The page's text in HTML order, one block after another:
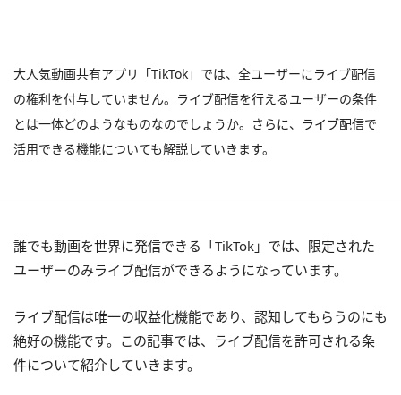
大人気動画共有アプリ「TikTok」では、全ユーザーにライブ配信
の権利を付与していません。ライブ配信を行えるユーザーの条件
とは一体どのようなものなのでしょうか。さらに、ライブ配信で
活用できる機能についても解説していきます。
誰でも動画を世界に発信できる「TikTok」では、限定された
ユーザーのみライブ配信ができるようになっています。
ライブ配信は唯一の収益化機能であり、認知してもらうのにも
絶好の機能です。この記事では、ライブ配信を許可される条
件について紹介していきます。